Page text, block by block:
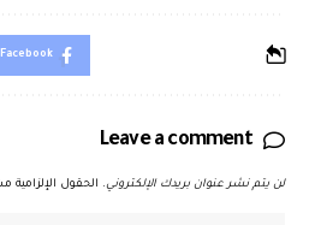
Facebook
Leave a comment
لن يتم نشر عنوان بريدك الإلكتروني. الحقول الإلزامية